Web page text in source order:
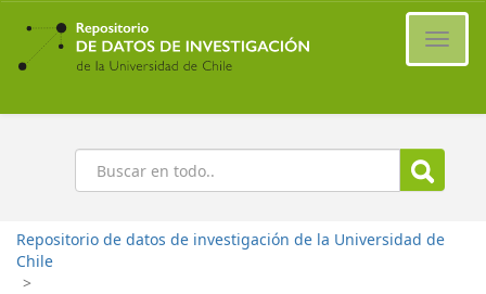
Ir
contenido
principal
Buscar
Repositorio de datos de investigación de la Universidad de
Chile
>